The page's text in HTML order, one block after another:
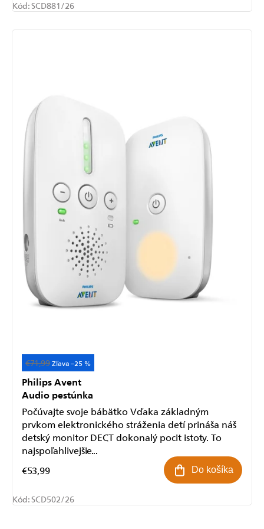
Kód:SCD881/26
Akcia
€71,99 –25 %
Philips Avent
Audio pestúnka
€53,99 Do košíka
Počúvajte svoje bábätko Vďaka základným
prvkom elektronického stráženia detí prináša náš
detský monitor DECT dokonalý pocit istoty. To
najspoľahlivejšie...
Kód:SCD502/26